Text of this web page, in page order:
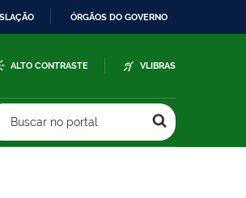
ÓRGÃOS DO GOVERNO
ALTO CONTRASTE VLIBRAS
Buscar no portal